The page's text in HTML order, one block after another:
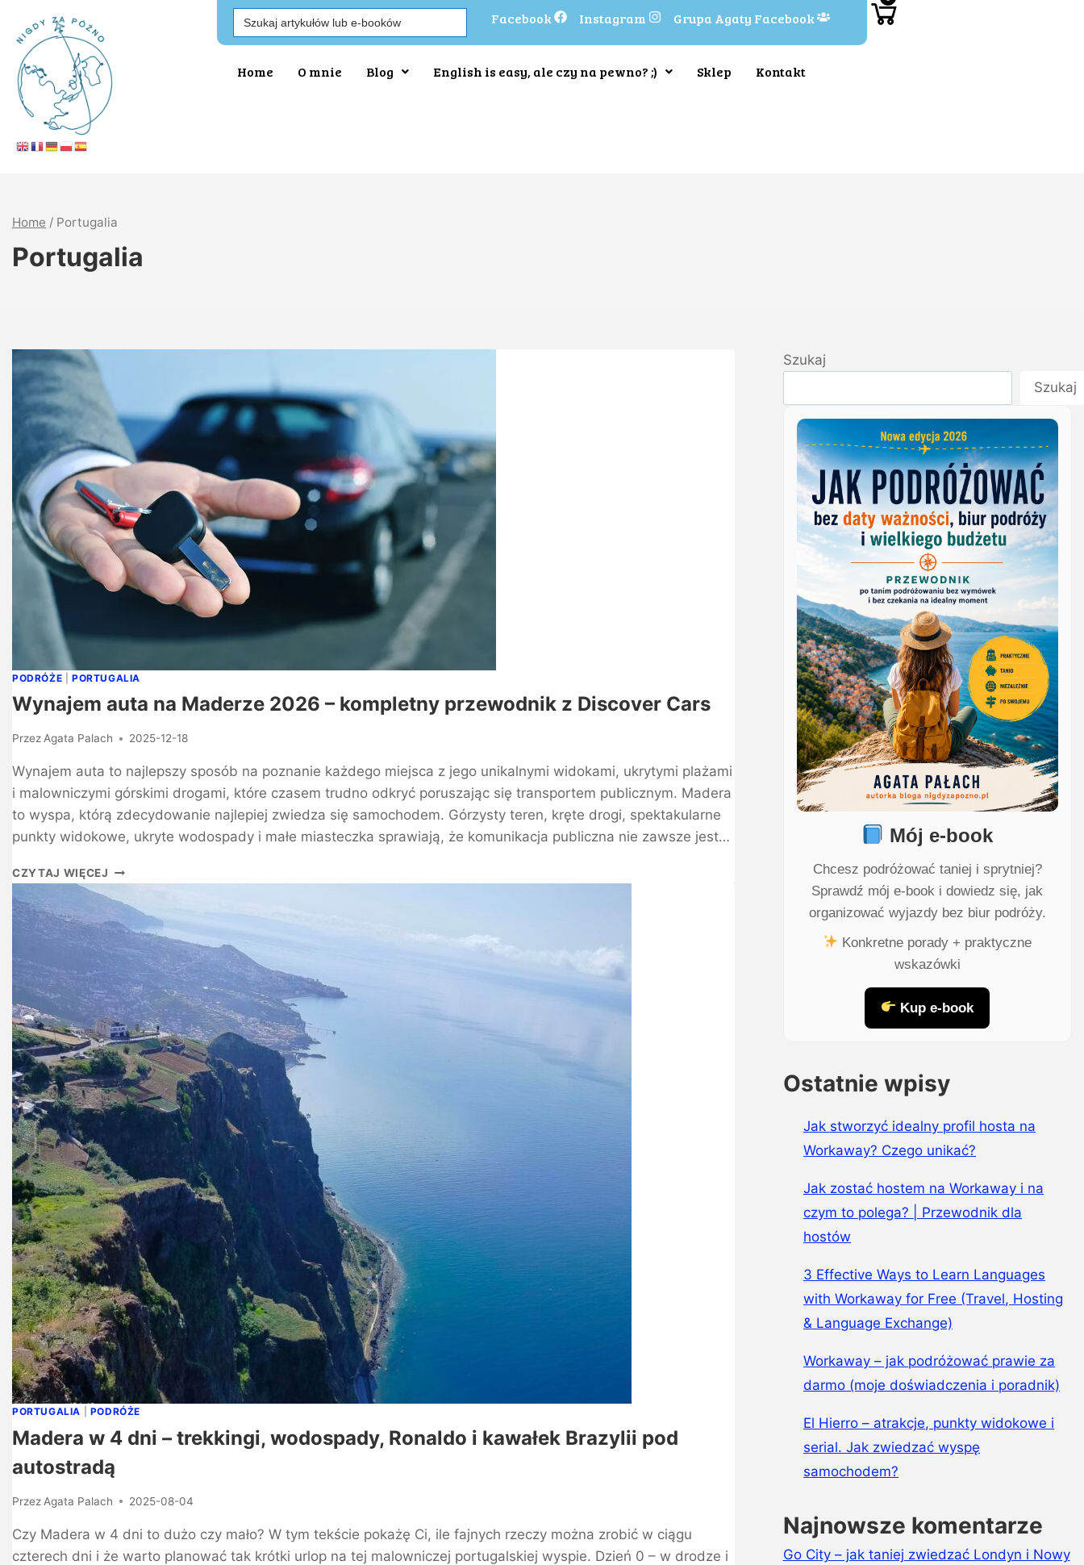
Search
for:
Facebook Instagram Grupa Agaty Facebook
Home O mnie Blog English is easy, ale czy na pewno? ;) Sklep Kontakt
Home / Portugalia
Portugalia
PODRÓŻE PORTUGALIA
Wynajem auta na Maderze 2026 – kompletny przewodnik z Discover Cars
Przez Agata Palach 2025-12-18
Wynajem auta to najlepszy sposób na poznanie każdego miejsca z jego unikalnymi widokami, ukrytymi plażami
i malowniczymi górskimi drogami, które czasem trudno odkryć poruszając się transportem publicznym. Madera
to wyspa, którą zdecydowanie najlepiej zwiedza się samochodem. Górzysty teren, kręte drogi, spektakularne
punkty widokowe, ukryte wodospady i małe miasteczka sprawiają, że komunikacja publiczna nie zawsze jest…
CZYTAJ WIĘCEJ
PORTUGALIA PODRÓŻE
Madera w 4 dni – trekkingi, wodospady, Ronaldo i kawałek Brazylii pod
autostradą
Przez Agata Palach 2025-08-04
Czy Madera w 4 dni to dużo czy mało? W tym tekście pokażę Ci, ile fajnych rzeczy można zrobić w ciągu
czterech dni i że warto planować tak krótki urlop na tej malowniczej portugalskiej wyspie. Dzień 0 – w drodze i
Szukaj
Szukaj
Mój e-book
Chcesz podróżować taniej i sprytniej?
Sprawdź mój e-book i dowiedz się, jak
organizować wyjazdy bez biur podróży.
Konkretne porady + praktyczne
wskazówki
Kup e-book
Ostatnie wpisy
Jak stworzyć idealny profil hosta na
Workaway? Czego unikać?
Jak zostać hostem na Workaway i na
czym to polega? | Przewodnik dla
hostów
3 Effective Ways to Learn Languages
with Workaway for Free (Travel, Hosting
& Language Exchange)
Workaway – jak podróżować prawie za
darmo (moje doświadczenia i poradnik)
El Hierro – atrakcje, punkty widokowe i
serial. Jak zwiedzać wyspę
samochodem?
Najnowsze komentarze
Go City – jak taniej zwiedzać Londyn i Nowy